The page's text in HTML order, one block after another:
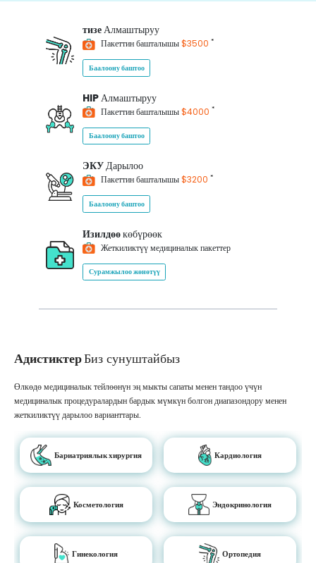
тизеАлмаштыруу
Пакеттин башталышы$3500 *
Баалоону баштоо
HIPАлмаштыруу
Пакеттин башталышы$4000 *
Баалоону баштоо
ЭКУДарылоо
Пакеттин башталышы$3200 *
Баалоону баштоо
Изилдөөкөбүрөөк
Жеткиликтүү медициналык пакеттер
Сурамжылоо жөнөтүү
АдистиктерБиз сунуштайбыз
Өлкөдө медициналык тейлөөнүн эң мыкты сапаты менен тандоо үчүн
медициналык процедуралардын бардык мүмкүн болгон диапазондору менен
жеткиликтүү дарылоо варианттары.
Бариатриялык хирургия Кардиология
Косметология Эндокринология
Гинекология Ортопедия